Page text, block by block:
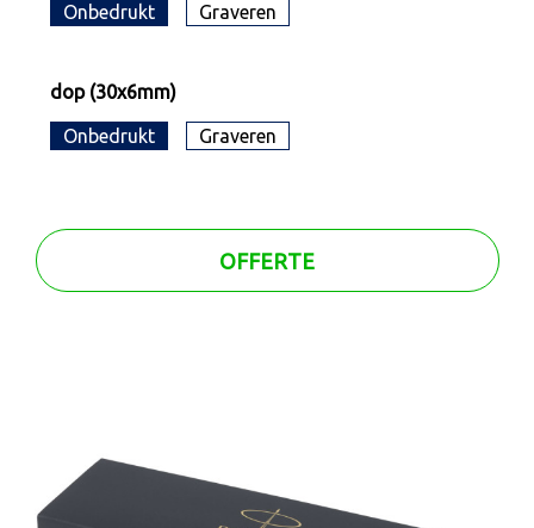
Onbedrukt Graveren
dop (30x6mm)
Onbedrukt Graveren
OFFERTE